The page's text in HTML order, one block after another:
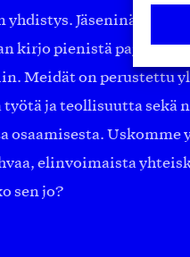
Jäseninämme
kirjo pienistä pajoista
Meidät on perustettu
työtä ja teollisuutta sekä
osaamisesta. Uskomme
elinvoimaista
sen jo?